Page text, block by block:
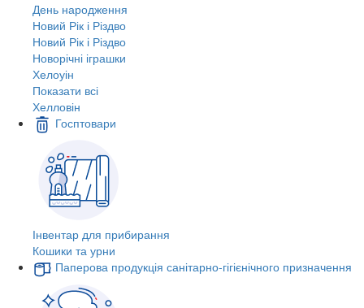
День народження
Новий Рік і Різдво
Новий Рік і Різдво
Новорічні іграшки
Хелоуін
Показати всі
Хелловін
Госптовари
Інвентар для прибирання
Кошики та урни
Паперова продукція санітарно-гігієнічного призначення